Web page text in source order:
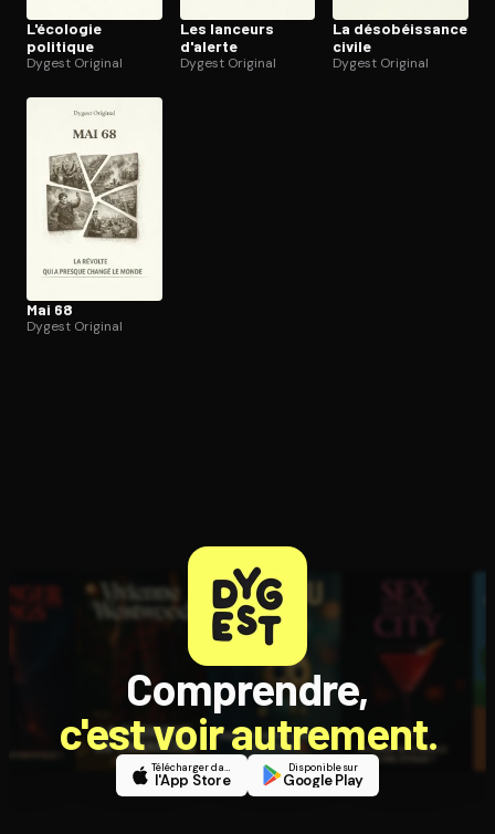
L'écologie
politique
Dygest Original
Les lanceurs
d'alerte
Dygest Original
La déso­béis­sance
civile
Dygest Original
Mai 68
Dygest Original
Comprendre,
c'est voir autrement.
Télécharger dans
l'App Store
Disponible sur
Google Play